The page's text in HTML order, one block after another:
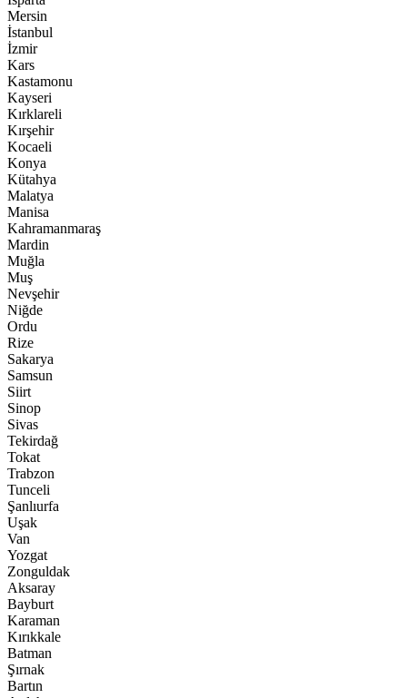
Mersin
İstanbul
İzmir
Kars
Kastamonu
Kayseri
Kırklareli
Kırşehir
Kocaeli
Konya
Kütahya
Malatya
Manisa
Kahramanmaraş
Mardin
Muğla
Muş
Nevşehir
Niğde
Ordu
Rize
Sakarya
Samsun
Siirt
Sinop
Sivas
Tekirdağ
Tokat
Trabzon
Tunceli
Şanlıurfa
Uşak
Van
Yozgat
Zonguldak
Aksaray
Bayburt
Karaman
Kırıkkale
Batman
Şırnak
Bartın